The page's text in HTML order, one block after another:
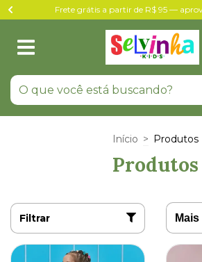
Frete grátis a partir de R$ 95 —
Início > Produtos
Produtos
Filtrar